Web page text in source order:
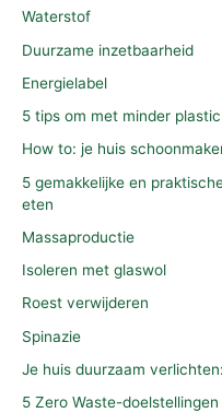
Waterstof
Duurzame inzetbaarheid
Energielabel
5 tips om met minder
How to: je huis
5 gemakkelijke en
eten
Massaproductie
Isoleren met glaswol
Roest verwijderen
Spinazie
Je huis duurzaam
5 Zero Waste-